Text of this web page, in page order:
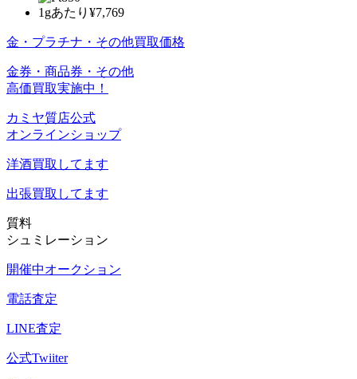
1gあたり ¥7,769
金・プラチナ・その他買取価格
金券・商品券・その他
高価買取実施中！
カミヤ質店公式
オンラインショップ
洋酒買取してます
出張買取 してます
質料
シュミレーション
開催中オークション
電話査定
LINE査定
公式Twiiter